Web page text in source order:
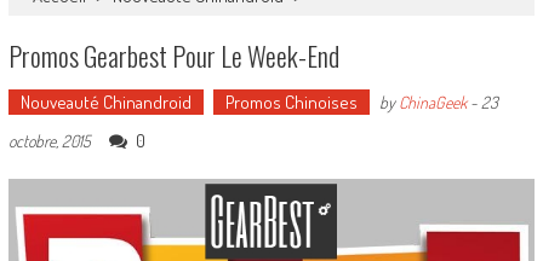
Promos Gearbest Pour Le Week-End
Nouveauté Chinandroid Promos Chinoises byChinaGeek- 23
octobre, 2015
0